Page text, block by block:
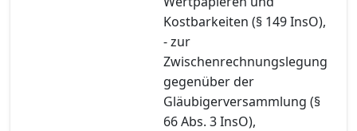
Kostbarkeiten (§ 149 InsO),
- zur
Zwischenrechnungslegung
gegenüber der
Gläubigerversammlung (§
66 Abs. 3 InsO),